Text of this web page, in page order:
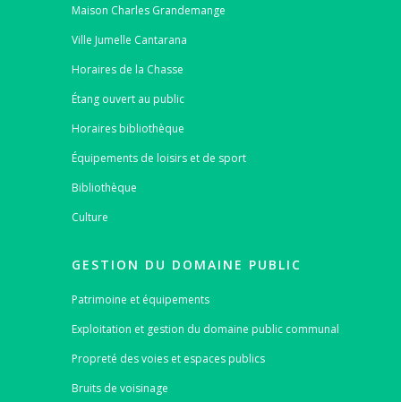
Maison Charles Grandemange
Ville Jumelle Cantarana
Horaires de la Chasse
Étang ouvert au public
Horaires bibliothèque
Équipements de loisirs et de sport
Bibliothèque
Culture
GESTION DU DOMAINE PUBLIC
Patrimoine et équipements
Exploitation et gestion du domaine public communal
Propreté des voies et espaces publics
Bruits de voisinage